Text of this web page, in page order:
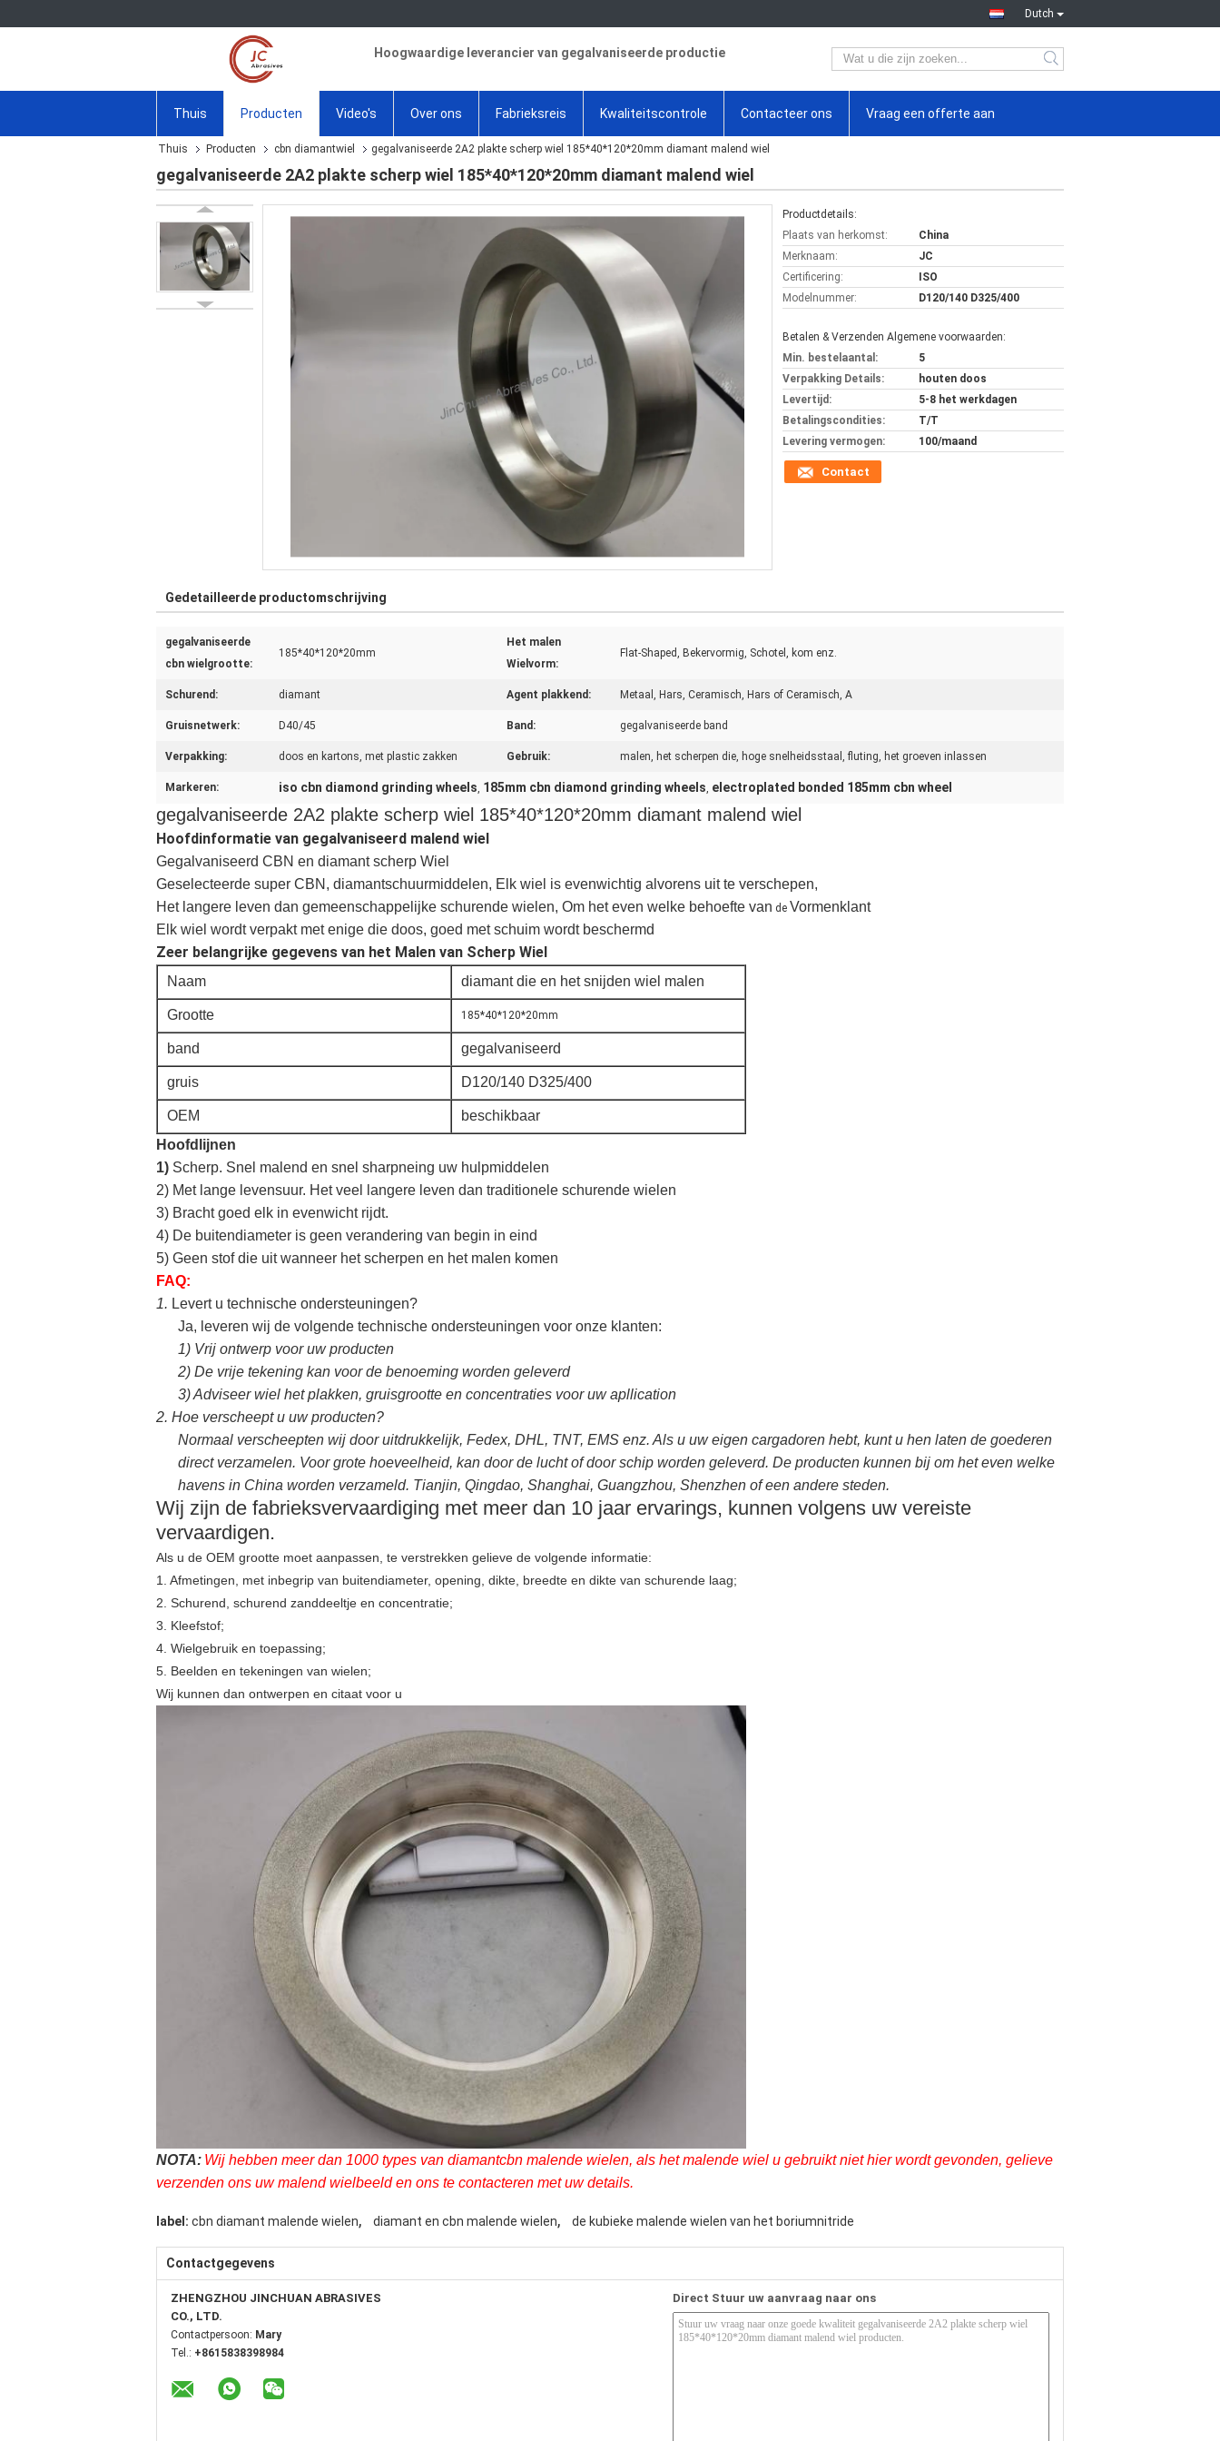
Dutch
Hoogwaardige leverancier van gegalvaniseerde productie
Thuis Producten Video's Over ons Fabrieksreis Kwaliteitscontrole Contacteer ons Vraag een offerte aan
Thuis Producten cbn diamantwiel gegalvaniseerde 2A2 plakte scherp wiel 185*40*120*20mm diamant malend wiel
gegalvaniseerde 2A2 plakte scherp wiel 185*40*120*20mm diamant malend wiel
Productdetails:
Plaats van herkomst:
China
Merknaam:
JC
Certificering:
ISO
Modelnummer:
D120/140 D325/400
Betalen & Verzenden Algemene voorwaarden:
Min. bestelaantal:
5
Verpakking Details:
houten doos
Levertijd:
5-8 het werkdagen
Betalingscondities:
T/T
Levering vermogen:
100/maand
Contact
Gedetailleerde productomschrijving
gegalvaniseerde
cbn wielgrootte:
185*40*120*20mm
Het malen
Wielvorm:
Flat-Shaped, Bekervormig, Schotel, kom enz.
Schurend: diamant Agent plakkend: Metaal, Hars, Ceramisch, Hars of Ceramisch, A
Gruisnetwerk: D40/45 Band: gegalvaniseerde band
Verpakking: doos en kartons, met plastic zakken Gebruik: malen, het scherpen die, hoge snelheidsstaal, fluting, het groeven inlassen
Markeren: iso cbn diamond grinding wheels, 185mm cbn diamond grinding wheels, electroplated bonded 185mm cbn wheel
gegalvaniseerde 2A2 plakte scherp wiel 185*40*120*20mm diamant malend wiel
Hoofdinformatie van gegalvaniseerd malend wiel
Gegalvaniseerd CBN en diamant scherp Wiel
Geselecteerde super CBN, diamantschuurmiddelen, Elk wiel is evenwichtig alvorens uit te verschepen,
Het langere leven dan gemeenschappelijke schurende wielen, Om het even welke behoefte van de Vormenklant
Elk wiel wordt verpakt met enige die doos, goed met schuim wordt beschermd
Zeer belangrijke gegevens van het Malen van Scherp Wiel
Naam diamant die en het snijden wiel malen
Grootte 185*40*120*20mm
band gegalvaniseerd
gruis D120/140 D325/400
OEM
beschikbaar
Hoofdlijnen
1) Scherp. Snel malend en snel sharpneing uw hulpmiddelen
2) Met lange levensuur. Het veel langere leven dan traditionele schurende wielen
3) Bracht goed elk in evenwicht rijdt.
4) De buitendiameter is geen verandering van begin in eind
5) Geen stof die uit wanneer het scherpen en het malen komen
FAQ:
1. Levert u technische ondersteuningen?
Ja, leveren wij de volgende technische ondersteuningen voor onze klanten:
1) Vrij ontwerp voor uw producten
2) De vrije tekening kan voor de benoeming worden geleverd
3)Adviseer wiel het plakken, gruisgrootte en concentraties voor uw apllication
2. Hoe verscheept u uw producten?
Normaal verscheepten wij door uitdrukkelijk, Fedex, DHL, TNT, EMS enz. Als u uw eigen cargadoren hebt, kunt u hen laten de goederen
direct verzamelen. Voor grote hoeveelheid, kan door de lucht of door schip worden geleverd. De producten kunnen bij om het even welke
havens in China worden verzameld. Tianjin, Qingdao, Shanghai, Guangzhou, Shenzhen of een andere steden.
Wij zijn de fabrieksvervaardiging met meer dan 10 jaar ervarings, kunnen volgens uw vereiste
vervaardigen.
Als u de OEM grootte moet aanpassen, te verstrekken gelieve de volgende informatie:
1. Afmetingen, met inbegrip van buitendiameter, opening, dikte, breedte en dikte van schurende laag;
2. Schurend, schurend zanddeeltje en concentratie;
3. Kleefstof;
4. Wielgebruik en toepassing;
5. Beelden en tekeningen van wielen;
Wij kunnen dan ontwerpen en citaat voor u
NOTA: Wij hebben meer dan 1000 types van diamantcbn malende wielen, als het malende wiel u gebruikt niet hier wordt gevonden, gelieve
verzenden ons uw malend wielbeeld en ons te contacteren met uw details.
label: cbn diamant malende wielen, diamant en cbn malende wielen, de kubieke malende wielen van het boriumnitride
Contactgegevens
ZHENGZHOU JINCHUAN ABRASIVES
CO., LTD.
Contactpersoon: Mary
Tel.: +8615838398984
Direct Stuur uw aanvraag naar ons